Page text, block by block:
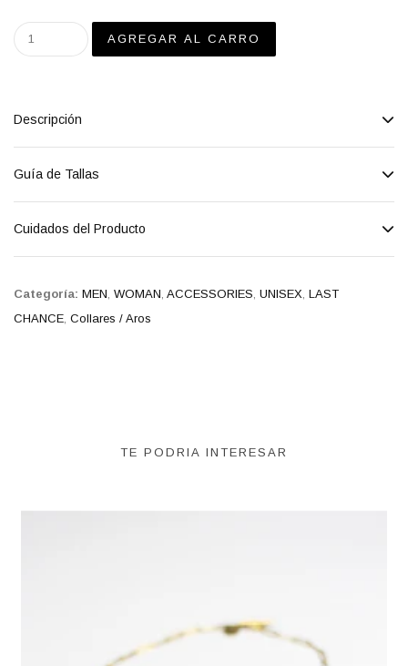
Descripción
Guía de Tallas
Cuidados del Producto
Categoría: MEN WOMAN ACCESSORIES UNISEX LAST
CHANCE Collares / Aros
TE PODRIA INTERESAR